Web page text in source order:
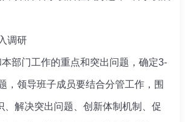
调研
门工作的重点和突出问题，确定3-
，领导班子成员要结合分管工作，围
、解决突出问题、创新体制机制、促